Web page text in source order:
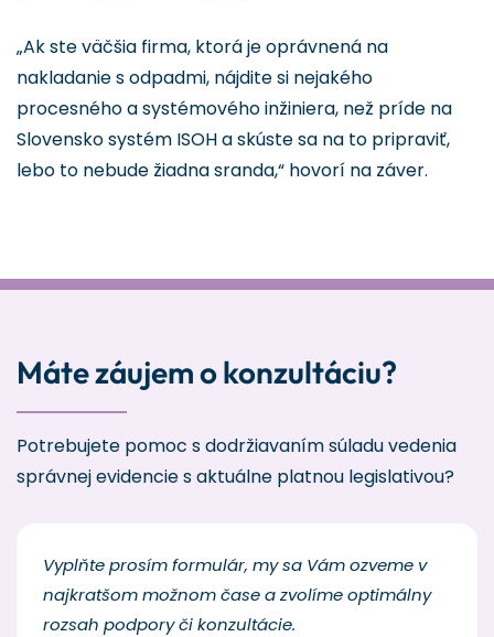
„Ak ste väčšia firma, ktorá je oprávnená na
nakladanie s odpadmi, nájdite si nejakého
procesného a systémového inžiniera, než príde na
Slovensko systém ISOH a skúste sa na to pripraviť,
lebo to nebude žiadna sranda,“ hovorí na záver.
Máte záujem o konzultáciu?
Potrebujete pomoc s dodržiavaním súladu vedenia
správnej evidencie s aktuálne platnou legislativou?
Vyplňte prosím formulár, my sa Vám ozveme v
najkratšom možnom čase a zvolíme optimálny
rozsah podpory či konzultácie.